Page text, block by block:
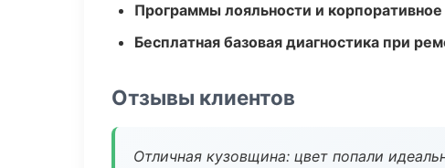
Программы лояльности и
Бесплатная базовая диагностика при
Отзывы клиентов
Отличная кузовщина: цвет попали